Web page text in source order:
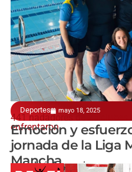
Deportes mayo 18, 2025
441 nadadores de 25 clubes
enfrentaron
Emoción y
jornada de la Liga
Mancha
manchainformacion.com